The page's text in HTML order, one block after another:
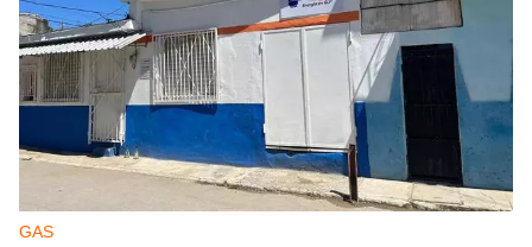
CUBA Y LA NOCHE
¿Para qué sirve la distopía?
GAS